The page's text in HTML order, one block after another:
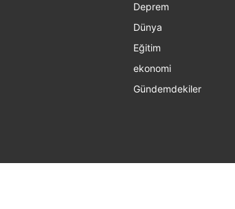
Deprem
Dünya
Eğitim
ekonomi
Gündemdekiler